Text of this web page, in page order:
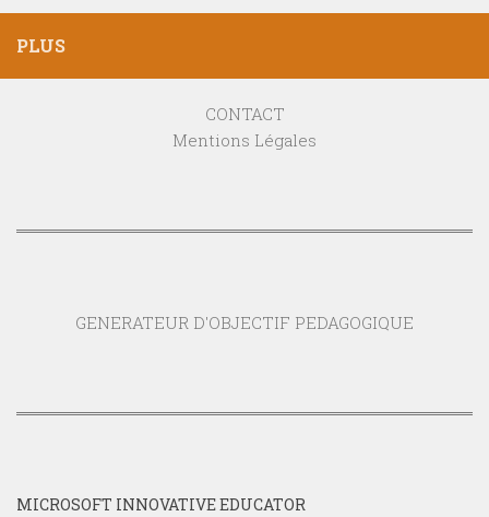
PLUS
CONTACT
Mentions Légales
GENERATEUR D'OBJECTIF PEDAGOGIQUE
MICROSOFT INNOVATIVE EDUCATOR